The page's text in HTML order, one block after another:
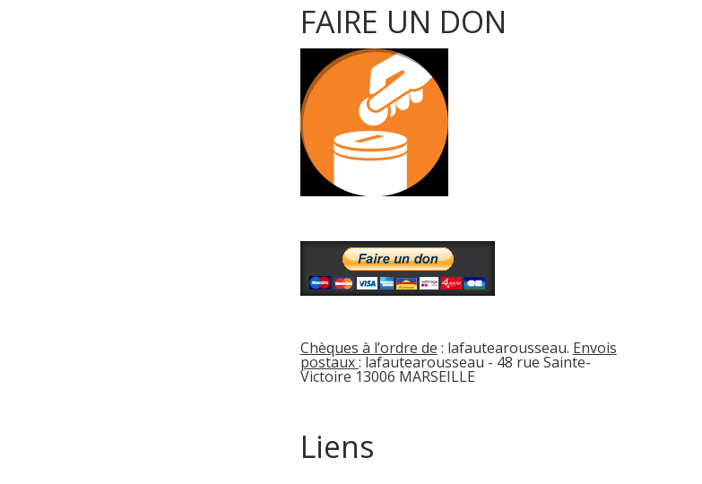
FAIRE UN DON
Chèques à l’ordre de : lafautearousseau. Envois
postaux: lafautearousseau - 48 rue Sainte-
Victoire 13006 MARSEILLE
Liens